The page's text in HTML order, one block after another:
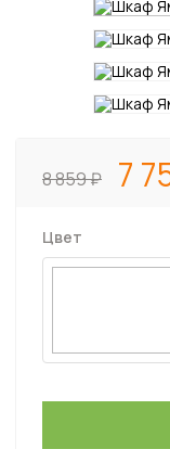
8 859 7
Цвет